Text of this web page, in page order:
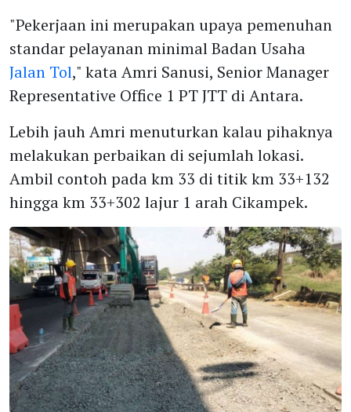
"Pekerjaan ini merupakan upaya pemenuhan
standar pelayanan minimal Badan Usaha
Jalan Tol," kata Amri Sanusi, Senior Manager
Representative Office 1 PT JTT di Antara.
Lebih jauh Amri menuturkan kalau pihaknya
melakukan perbaikan di sejumlah lokasi.
Ambil contoh pada km 33 di titik km 33+132
hingga km 33+302 lajur 1 arah Cikampek.